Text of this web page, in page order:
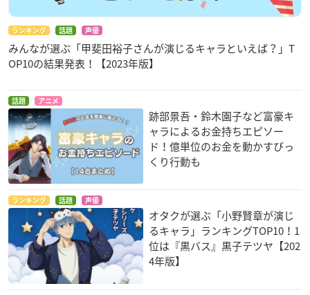
ランキング 話題 声優
みんなが選ぶ「甲斐田裕子さんが演じるキャラといえば？」T
OP10の結果発表！【2023年版】
話題 アニメ
跡部景吾・鈴木園子など富豪キ
ャラによるお金持ちエピソー
ド！億単位のお金を動かすびっ
くり行動も
ランキング 話題 声優
オタクが選ぶ「小野賢章が演じ
るキャラ」ランキングTOP10！1
位は『黒バス』黒子テツヤ【202
4年版】